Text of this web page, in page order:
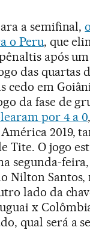
a semifinal,
o Peru, que
após
das quartas
cedo em
da fase de
por 4 a 0
2019,
Tite. O jogo
segunda-
Nilton Santos,
lado da
x
qual será a